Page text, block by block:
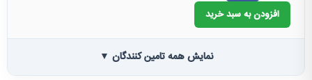
افزودن به سبد خرید
نمایش همه تامین کنندگان ▼